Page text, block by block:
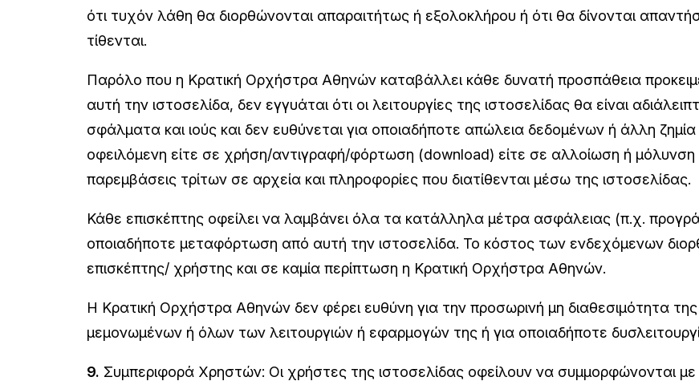
ότι τυχόν λάθη θα διορθώνονται απαραιτήτως ή εξολοκλήρου ή ότι θα δίνονται
τίθενται.
Παρόλο που η Κρατική Ορχήστρα Αθηνών καταβάλλει κάθε δυνατή προσπάθεια
αυτή την ιστοσελίδα, δεν εγγυάται ότι οι λειτουργίες της ιστοσελίδας θα είναι
σφάλματα και ιούς και δεν ευθύνεται για οποιαδήποτε απώλεια δεδομένων ή άλλη
οφειλόμενη είτε σε χρήση/αντιγραφή/φόρτωση (download) είτε σε αλλοίωση ή μόλυνση
παρεμβάσεις τρίτων σε αρχεία και πληροφορίες που διατίθενται μέσω της ιστοσελίδας.
Κάθε επισκέπτης οφείλει να λαμβάνει όλα τα κατάλληλα μέτρα ασφάλειας (π.χ.
οποιαδήποτε μεταφόρτωση από αυτή την ιστοσελίδα. Το κόστος των ενδεχόμενων
επισκέπτης/ χρήστης και σε καμία περίπτωση η Κρατική Ορχήστρα Αθηνών.
Η Κρατική Ορχήστρα Αθηνών δεν φέρει ευθύνη για την προσωρινή μη διαθεσιμότητα της
μεμονωμένων ή όλων των λειτουργιών ή εφαρμογών της ή για οποιαδήποτε
9. Συμπεριφορά Χρηστών: Οι χρήστες της ιστοσελίδας οφείλουν να συμμορφώνονται με